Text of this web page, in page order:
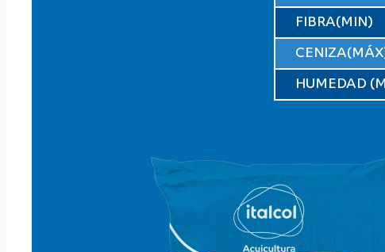
FIBRA(MIN)
HUMEDAD